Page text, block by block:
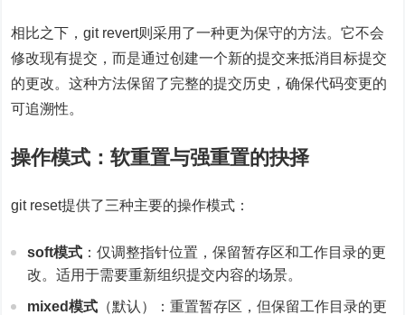
相比之下，git revert则采用了一种更为保守的方法。它不会
修改现有提交，而是通过创建一个新的提交来抵消目标提交
的更改。这种方法保留了完整的提交历史，确保代码变更的
可追溯性。
操作模式：软重置与强重置的抉择
git reset提供了三种主要的操作模式：
soft模式 ：仅调整指针位置，保留暂存区和工作目录的更
改。适用于需要重新组织提交内容的场景。
mixed模式 （默认）：重置暂存区，但保留工作目录的更